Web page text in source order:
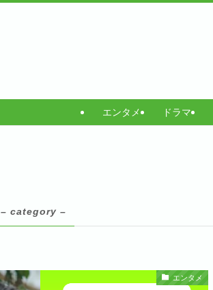
エンタメ ドラマ
– category –
エンタメ